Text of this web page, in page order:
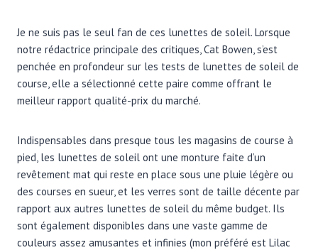
Je ne suis pas le seul fan de ces lunettes de soleil. Lorsque
notre rédactrice principale des critiques, Cat Bowen, s’est
penchée en profondeur sur les tests de lunettes de soleil de
course, elle a sélectionné cette paire comme offrant le
meilleur rapport qualité-prix du marché.
Indispensables dans presque tous les magasins de course à
pied, les lunettes de soleil ont une monture faite d’un
revêtement mat qui reste en place sous une pluie légère ou
des courses en sueur, et les verres sont de taille décente par
rapport aux autres lunettes de soleil du même budget. Ils
sont également disponibles dans une vaste gamme de
couleurs assez amusantes et infinies (mon préféré est Lilac